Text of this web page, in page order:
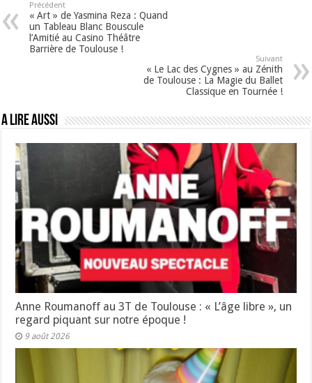
Précédent
« Art » de Yasmina Reza : Quand
un Tableau Blanc Bouscule
l’Amitié au Casino Théâtre
Barrière de Toulouse !
Suivant
« Le Lac des Cygnes » au Zénith
de Toulouse : La Magie du Ballet
Classique en Tournée !
A lire aussi
Anne Roumanoff au 3T de Toulouse : « L’âge libre », un
regard piquant sur notre époque !
9 août 2026